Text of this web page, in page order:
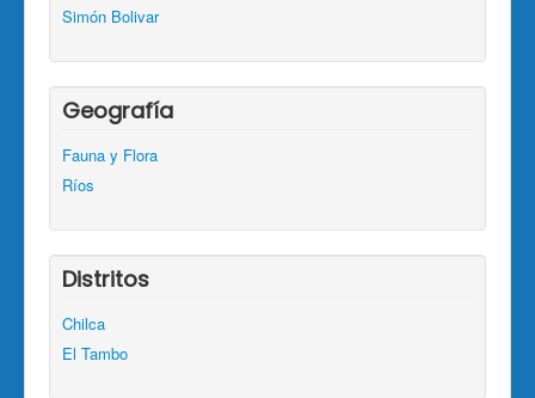
Simón Bolivar
Geografía
Fauna y Flora
Ríos
Distritos
Chilca
El Tambo